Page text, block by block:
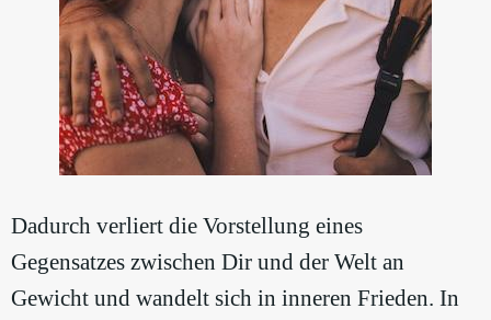
Dadurch verliert die Vorstellung eines
Gegensatzes zwischen Dir und der Welt an
Gewicht und wandelt sich in inneren Frieden. In